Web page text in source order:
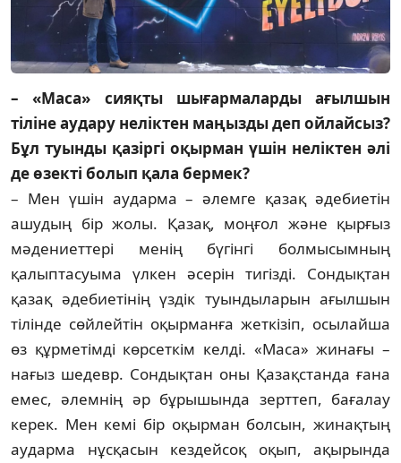
– «Маса» сияқты шығармаларды ағыл­шын
тіліне аудару неліктен маңыз­ды деп ойлайсыз?
Бұл туынды қазіргі оқыр­ман үшін неліктен әлі
де өзекті бо­лып қала бермек?
– Мен үшін аударма – әлемге қазақ әде­биетін
ашудың бір жолы. Қазақ, моңғол жә­не қырғыз
мәдениеттері менің бүгінгі бол­мысымның
қалыптасуыма үлкен әсерін тигіз­ді. Сондықтан
қазақ әдебиетінің үздік туын­дыларын ағылшын
тілінде сөйлейтін оқыр­манға жеткізіп, осылайша
өз құрметімді көр­сеткім келді. «Маса» жинағы –
нағыз ше­девр. Сондықтан оны Қазақстанда ғана
емес, әлемнің әр бұрышында зерттеп, баға­лау
керек. Мен кемі бір оқырман болсын, жи­нақтың
аударма нұсқасын кездейсоқ оқып, ақырында